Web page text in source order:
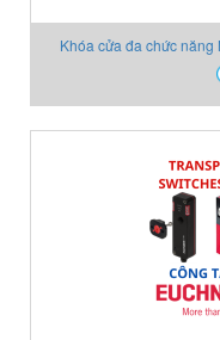
Khóa cửa đa chức